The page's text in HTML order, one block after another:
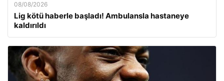
08/08/2026
Lig kötü haberle başladı! Ambulansla hastaneye
kaldırıldı